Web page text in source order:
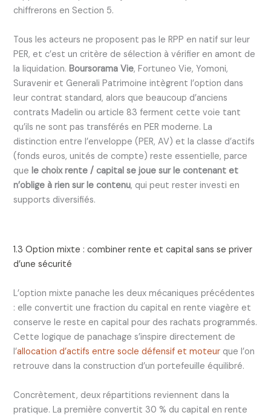
chiffrerons en Section 5.
Tous les acteurs ne proposent pas le RPP en natif sur leur
PER, et c’est un critère de sélection à vérifier en amont de
la liquidation.Boursorama Vie, Fortuneo Vie, Yomoni,
Suravenir et Generali Patrimoine intègrent l’option dans
leur contrat standard, alors que beaucoup d’anciens
contrats Madelin ou article 83 ferment cette voie tant
qu’ils ne sont pas transférés en PER moderne. La
distinction entre l’enveloppe (PER, AV) et la classe d’actifs
(fonds euros, unités de compte) reste essentielle, parce
quele choix rente / capital se joue sur le contenant et
n’oblige à rien sur le contenu, qui peut rester investi en
supports diversifiés.
1.3 Option mixte : combiner rente et capital sans se priver
d’une sécurité
L’option mixte panache les deux mécaniques précédentes
: elle convertit une fraction du capital en rente viagère et
conserve le reste en capital pour des rachats programmés.
Cette logique de panachage s’inspire directement de
l’allocation d’actifs entre socle défensif et moteur que l’on
retrouve dans la construction d’un portefeuille équilibré.
Concrètement, deux répartitions reviennent dans la
pratique. La première convertit 30 % du capital en rente